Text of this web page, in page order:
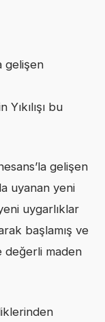
gelişen
bu
gelişen
uyanan yeni
uygarlıklar
başlamış ve
değerli maden